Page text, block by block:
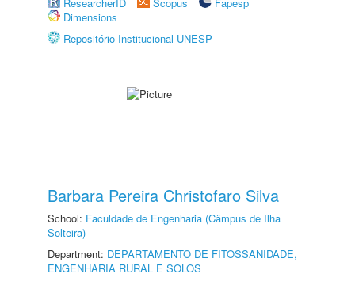
Dimensions
Repositório Institucional UNESP
Barbara Pereira Christofaro Silva
School: Faculdade de Engenharia (Câmpus de Ilha
Solteira)
Department: DEPARTAMENTO DE FITOSSANIDADE,
ENGENHARIA RURAL E SOLOS